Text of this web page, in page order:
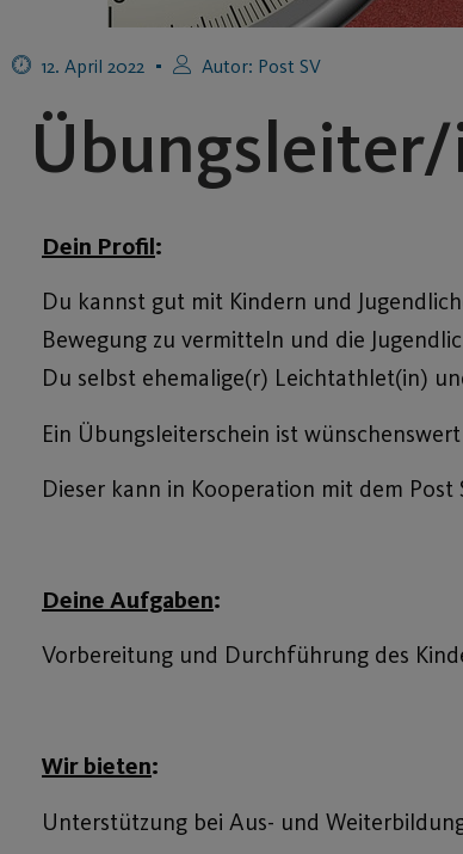
12. April 2022 Autor: Post SV
Dein Profil:
Du kannst gut mit Kindern und
Bewegung zu vermitteln und die
Du selbst ehemalige(r) Leichtathlet(in)
Ein Übungsleiterschein ist
Dieser kann in Kooperation mit dem Post
Deine Aufgaben:
Vorbereitung und Durchführung des
Wir bieten:
Unterstützung bei Aus- und